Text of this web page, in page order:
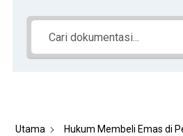
Utama Hukum Membeli Emas di